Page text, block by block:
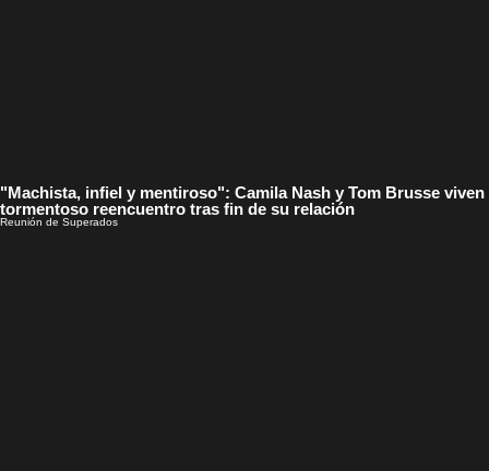
"Machista, infiel y mentiroso": Camila Nash y Tom Brusse viven
tormentoso reencuentro tras fin de su relación
Reunión de Superados